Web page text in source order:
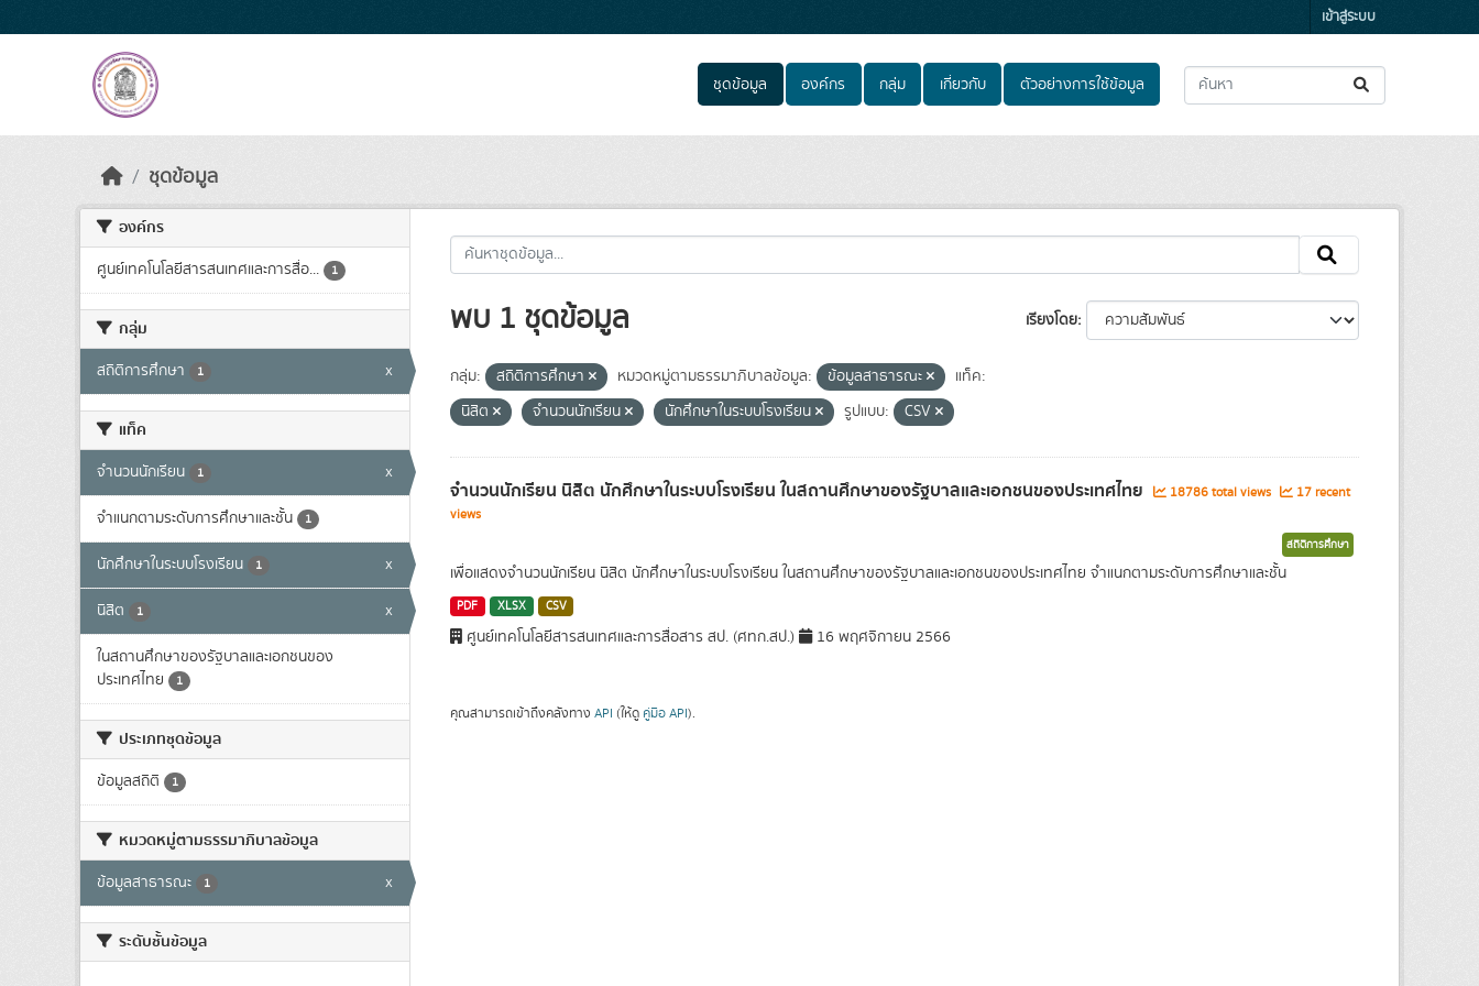
เข้าสู่ระบบ
ชุดข้อมูล องค์กร กลุ่ม เกี่ยวกับ ตัวอย่างการใช้ข้อมูล
ชุดข้อมูล
องค์กร
ศูนย์เทคโนโลยีสารสนเทศและการสื่อ... 1
กลุ่ม
สถิติการศึกษา 1 x
แท็ค
จำนวนนักเรียน 1 x
จำแนกตามระดับการศึกษาและชั้น 1
นักศึกษาในระบบโรงเรียน 1 x
นิสิต 1 x
ในสถานศึกษาของรัฐบาลและเอกชนของ
ประเทศไทย
1
ประเภทชุดข้อมูล
ข้อมูลสถิติ 1
หมวดหมู่ตามธรรมาภิบาลข้อมูล
ข้อมูลสาธารณะ 1 x
ระดับชั้นข้อมูล
เรียงโดย
พบ 1 ชุดข้อมูล
กลุ่ม: สถิติการศึกษา หมวดหมู่ตามธรรมาภิบาลข้อมูล: ข้อมูลสาธารณะ
แท็ค:
นิสิต
จำนวนนักเรียน นักศึกษาในระบบโรงเรียน รูปแบบ: CSV
จำนวนนักเรียน นิสิต นักศึกษาในระบบโรงเรียน ในสถานศึกษาของรัฐบาลและเอกชนของประเทศไทย 18786 total views
17 recent
views
สถิติการศึกษา
เพื่อแสดงจำนวนนักเรียน นิสิต นักศึกษาในระบบโรงเรียน ในสถานศึกษาของรัฐบาลและเอกชนของประเทศไทย จำแนกตามระดับการศึกษาและชั้น
PDF XLSX CSV
ศูนย์เทคโนโลยีสารสนเทศและการสื่อสาร สป. (ศทก.สป.) 16 พฤศจิกายน 2566
คุณสามารถเข้าถึงคลังทาง API (ให้ดู คู่มือ API).